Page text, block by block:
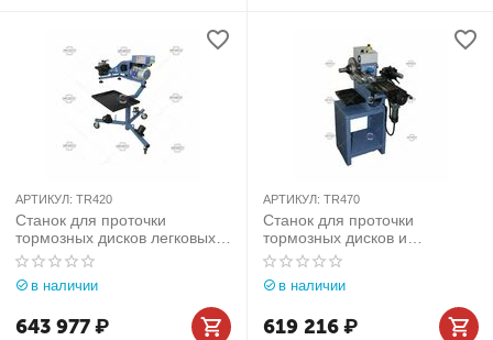
АРТИКУЛ: TR420
Станок для проточки
тормозных дисков легковых
автомобилей без снятия
(мобильный) Comec (Италия)
арт. TR420
в наличии
643 977₽
АРТИКУЛ: TR470
Станок для проточки
тормозных дисков и
барабанов легковых
автомобилей со снятием
Comec (Италия) арт. TR470
в наличии
619 216₽